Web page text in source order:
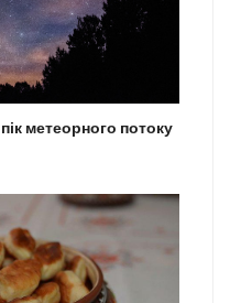
метеорного потоку